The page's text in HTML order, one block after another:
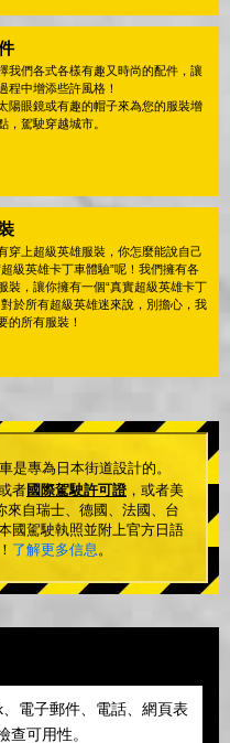
我們各式各樣有趣又時尚的配件，讓
程中增添些許風格！
陽眼鏡或有趣的帽子來為您的服裝增
，駕駛穿越城市。
穿上超級英雄服裝，你怎麼能說自己
級英雄卡丁車體驗”呢！我們擁有各
裝，讓你擁有一個“真實超級英雄卡丁
對於所有超級英雄迷來說，別擔心，我
的所有服裝！
是專為日本街道設計的。
者國際駕駛許可證 ，或者美
來自瑞士、德國、法國、台
國駕駛執照並附上官方日語
了解更多信息。
電子郵件、電話、網頁表
查可用性。